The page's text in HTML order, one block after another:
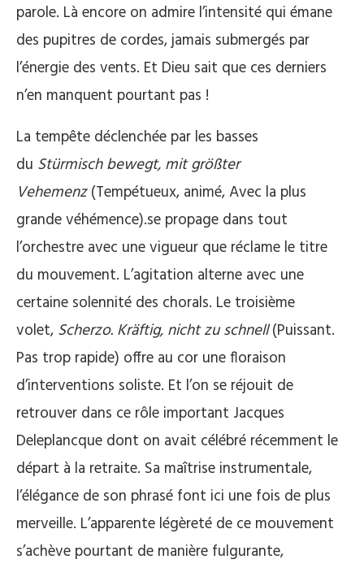
parole. Là encore on admire l’intensité qui émane
des pupitres de cordes, jamais submergés par
l’énergie des vents. Et Dieu sait que ces derniers
n’en manquent pourtant pas !
La tempête déclenchée par les basses
du Stürmisch bewegt, mit größter
Vehemenz(Tempétueux, animé, Avec la plus
grande véhémence).se propage dans tout
l’orchestre avec une vigueur que réclame le titre
du mouvement. L’agitation alterne avec une
certaine solennité des chorals. Le troisième
volet, Scherzo. Kräftig, nicht zu schnell(Puissant.
Pas trop rapide) offre au cor une floraison
d’interventions soliste. Et l’on se réjouit de
retrouver dans ce rôle important Jacques
Deleplancque dont on avait célébré récemment le
départ à la retraite. Sa maîtrise instrumentale,
l’élégance de son phrasé font ici une fois de plus
merveille. L’apparente légèreté de ce mouvement
s’achève pourtant de manière fulgurante,